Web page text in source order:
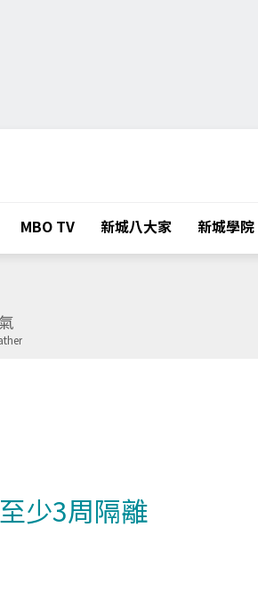
MBO TV 新城八大家 新城學院
少3周隔離